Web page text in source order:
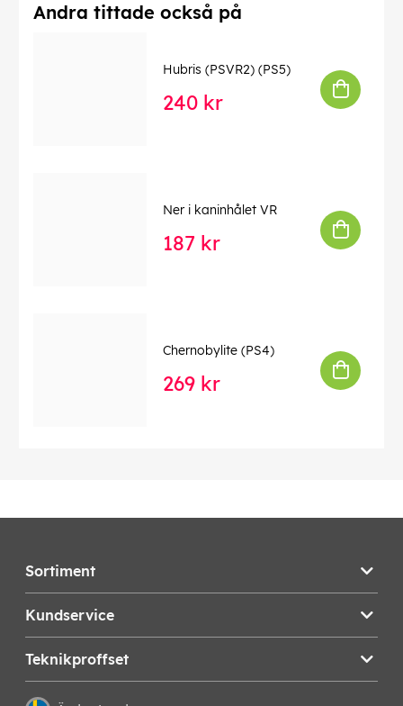
Andra tittade också på
Hubris (PSVR2) (PS5)
240 kr
Ner i kaninhålet VR
187 kr
Chernobylite (PS4)
269 kr
Sortiment
Kundservice
Teknikproffset